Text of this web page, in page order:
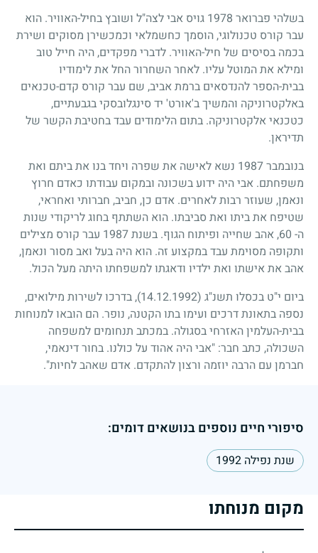
בשלהי פברואר 1978 גויס אבי לצה"ל ושובץ בחיל-האוויר. הוא
עבר קורס טכנולוגי, הוסמך כחשמלאי וכמכשירן מסוקים ושירת
בכמה בסיסים של חיל-האוויר. לדברי מפקדים, היה חייל טוב
ומילא את המוטל עליו. לאחר השחרור החל את לימודיו
בבית-הספר להנדסאים ברמת אביב, שם עבר קורס קדם-טכנאים
באלקטרוניקה והמשיך ב'אורט' יד סינגלובסקי בגבעתיים,
כטכנאי אלקטרוניקה. בתום הלימודים עבד בחטיבת הקשר של
תדיראן.
בנובמבר1987 נשא לאישה את שפרה ויחד בנו את ביתם ואת
משפחתם. אבי היה ידוע בשכונה ובמקום עבודתו כאדם חרוץ
ונאמן, שעוזר רבות לאחרים. אדם כן, חביב, חברותי ואחראי,
שטיפח את ביתו ואת סביבתו. הוא השתתף בחוג לריקודי שנות
ה- 60, אהב שחייה ופיתוח הגוף. בשנת1987 עבר קורס מצילים
ותקופה מסוימת עבד במקצוע זה. הוא היה בעל ואב מסור ונאמן,
אהב את אישתו ואת ילדיו ודאגתו למשפחתו היתה מעל הכול.
ביום י"ט בכסלו תשנ"ג (14.12.1992)
, בדרכו לשירות מילואים,
נספה בתאונת דרכים ועימו בתו הקטנה, נופר. הם הובאו למנוחות
בבית-העלמין האזרחי בסגולה. במכתב תנחומים למשפחה
השכולה, כתב חבר: "אבי היה אהוד על כולנו. בחור דינאמי,
חברמן עם הרבה יוזמה ורצון להתקדם. אדם שאהב לחיות".
סיפורי חיים נוספים בנושאים דומים:
שנת נפילה 1992
מקום מנוחתו